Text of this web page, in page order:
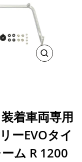
閉
着車両専用
ーEVOタイ
ム R 1200